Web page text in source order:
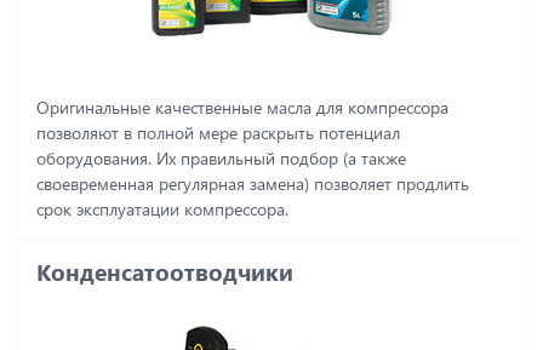
Оригинальные качественные масла для компрессора
позволяют в полной мере раскрыть потенциал
оборудования. Их правильный подбор (а также
своевременная регулярная замена) позволяет продлить
срок эксплуатации компрессора.
Конденсатоотводчики